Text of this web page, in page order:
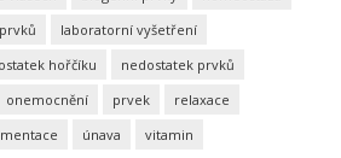
laboratorní vyšetření
hořčíku
nedostatek prvků
onemocnění prvek
relaxace
únava
vitamin